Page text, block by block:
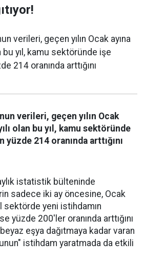
verileri, geçen yılın Ocak ayına
bu yıl, kamu sektöründe işe
214 oranında arttığını
verileri, geçen yılın Ocak
olan bu yıl, kamu sektöründe
214 oranında arttığını
istatistik bülteninde
sadece iki ay öncesine, Ocak
sektörde yeni istihdamın
yüzde 200'ler oranında arttığını
eşya dağıtmaya kadar varan
istihdam yaratmada da etkili